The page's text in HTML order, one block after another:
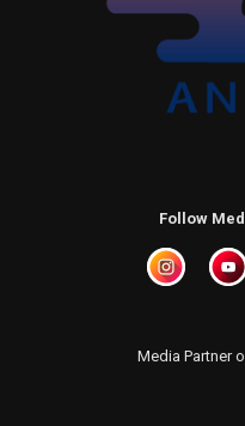
Follow
Media Partner